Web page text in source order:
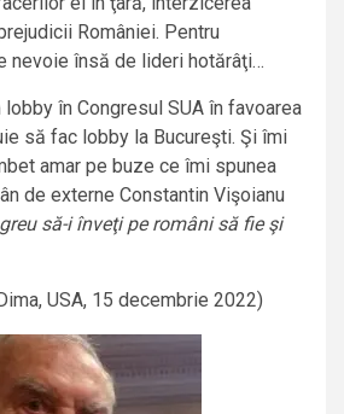
României. Pentru
nevoie însă de lideri hotărâţi…
în Congresul SUA în favoarea
să fac lobby la Bucureşti. Şi îmi
amar pe buze ce îmi spunea
de externe Constantin Vişoianu
greu să-i înveţi pe români să fie şi
USA, 15 decembrie 2022)